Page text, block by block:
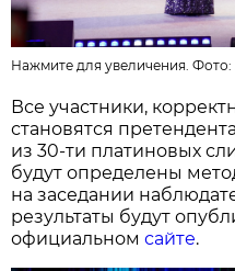
Нажмите для увеличения. Фото:
Все участники,
становятся
из 30-ти платиновых
будут определены
на заседании
результаты будут
официальномсайте.